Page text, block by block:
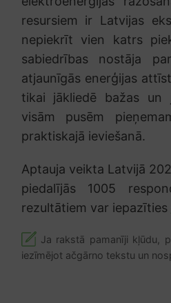
resursiem ir Latvijas
nepiekrīt vien katrs
sabiedrības nostāja
atjaunīgās enerģijas
tikai jākliedē bažas un
visām pusēm
praktiskajā ieviešanā.
Aptauja veikta Latvijā
piedalījās 1005
rezultātiem var iepazīties
Ja rakstā pamanīji kļūdu,
iezīmējot ačgārno tekstu un